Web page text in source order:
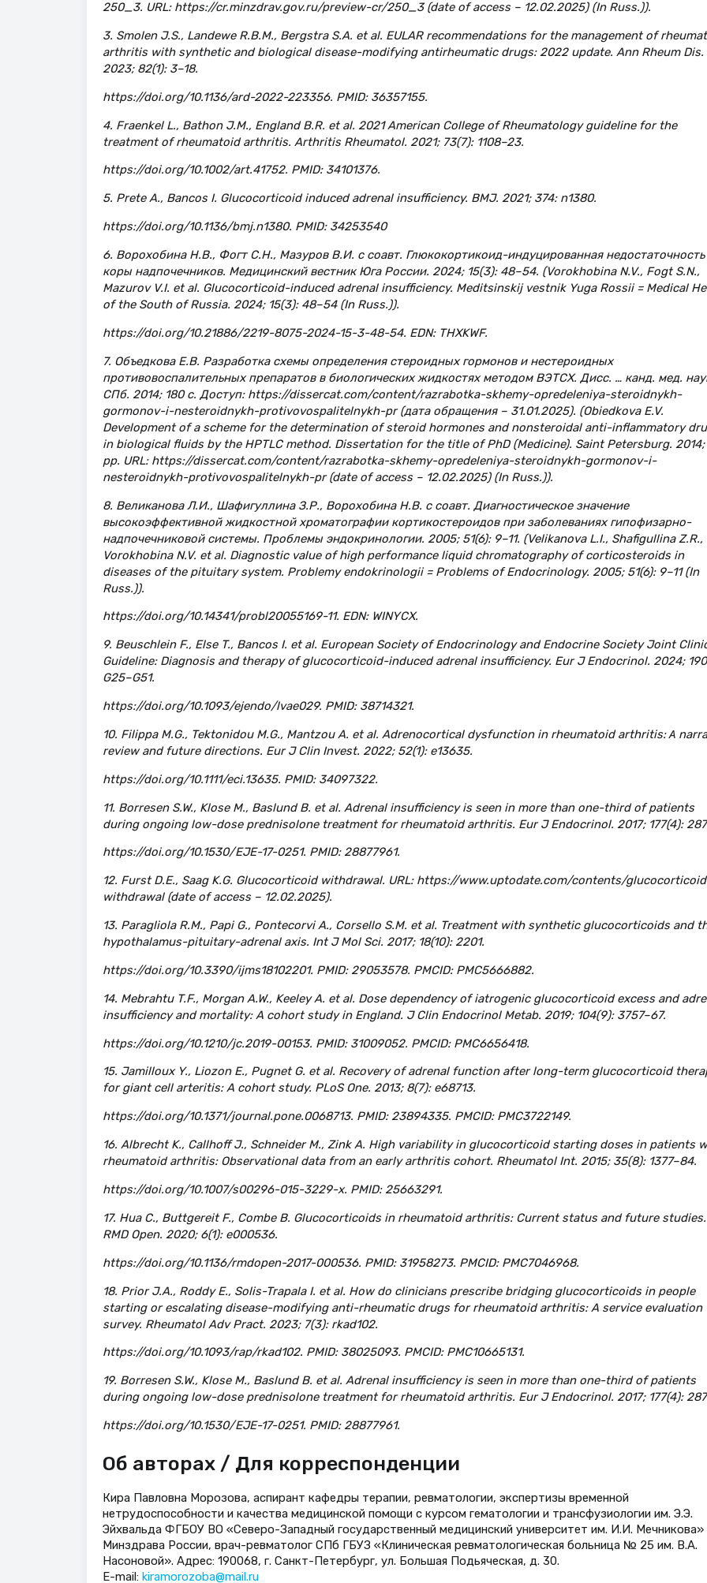
250_3. URL: https://cr.minzdrav.gov.ru/preview-cr/250_3 (date of access – 12.02.2025) (In Russ.)).
3. Smolen J.S., Landewe R.B.M., Bergstra S.A. et al. EULAR recommendations for the management of
arthritis with synthetic and biological disease-modifying antirheumatic drugs: 2022 update. Ann Rheum Dis.
2023; 82(1): 3–18.
https://doi.org/10.1136/ard-2022-223356. PMID: 36357155.
4. Fraenkel L., Bathon J.M., England B.R. et al. 2021 American College of Rheumatology guideline for the
treatment of rheumatoid arthritis. Arthritis Rheumatol. 2021; 73(7): 1108–23.
https://doi.org/10.1002/art.41752. PMID: 34101376.
5. Prete A., Bancos I. Glucocorticoid induced adrenal insufficiency. BMJ. 2021; 374: n1380.
https://doi.org/10.1136/bmj.n1380. PMID: 34253540
6. Ворохобина Н.В., Фогт С.Н., Мазуров В.И. с соавт. Глюкокортикоид-индуцированная недостаточность
коры надпочечников. Медицинский вестник Юга России. 2024; 15(3): 48–54. (Vorokhobina N.V., Fogt S.N.,
Mazurov V.I. et al. Glucocorticoid-induced adrenal insufficiency. Meditsinskij vestnik Yuga Rossii = Medical
of the South of Russia. 2024; 15(3): 48–54 (In Russ.)).
https://doi.org/10.21886/2219-8075-2024-15-3-48-54. EDN: THXKWF.
7. Объедкова Е.В. Разработка схемы определения стероидных гормонов и нестероидных
противовоспалительных препаратов в биологических жидкостях методом ВЭТСХ. Дисс. … канд. мед.
СПб. 2014; 180 с. Доступ: https://dissercat.com/content/razrabotka-skhemy-opredeleniya-steroidnykh-
gormonov-i-nesteroidnykh-protivovospalitelnykh-pr (дата обращения – 31.01.2025). (Obiedkova E.V.
Development of a scheme for the determination of steroid hormones and nonsteroidal anti-inflammatory
in biological fluids by the HPTLC method. Dissertation for the title of PhD (Medicine). Saint Petersburg. 2014;
pp. URL: https://dissercat.com/content/razrabotka-skhemy-opredeleniya-steroidnykh-gormonov-i-
nesteroidnykh-protivovospalitelnykh-pr (date of access – 12.02.2025) (In Russ.)).
8. Великанова Л.И., Шафигуллина З.Р., Ворохобина Н.В. с соавт. Диагностическое значение
высокоэффективной жидкостной хроматографии кортикостероидов при заболеваниях гипофизарно-
надпочечниковой системы. Проблемы эндокринологии. 2005; 51(6): 9–11. (Velikanova L.I., Shafigullina Z.R.,
Vorokhobina N.V. et al. Diagnostic value of high performance liquid chromatography of corticosteroids in
diseases of the pituitary system. Problemy endokrinologii = Problems of Endocrinology. 2005; 51(6): 9–11 (In
Russ.)).
https://doi.org/10.14341/probl20055169-11. EDN: WINYCX.
9. Beuschlein F., Else T., Bancos I. et al. European Society of Endocrinology and Endocrine Society Joint
Guideline: Diagnosis and therapy of glucocorticoid-induced adrenal insufficiency. Eur J Endocrinol. 2024;
G25–G51.
https://doi.org/10.1093/ejendo/lvae029. PMID: 38714321.
10. Filippa M.G., Tektonidou M.G., Mantzou A. et al. Adrenocortical dysfunction in rheumatoid arthritis: Α
review and future directions. Eur J Clin Invest. 2022; 52(1): e13635.
https://doi.org/10.1111/eci.13635. PMID: 34097322.
11. Borresen S.W., Klose M., Baslund B. et al. Adrenal insufficiency is seen in more than one-third of patients
during ongoing low-dose prednisolone treatment for rheumatoid arthritis. Eur J Endocrinol. 2017; 177(4):
https://doi.org/10.1530/EJE-17-0251. PMID: 28877961.
12. Furst D.E., Saag K.G. Glucocorticoid withdrawal. URL: https://www.uptodate.com/contents/
withdrawal (date of access – 12.02.2025).
13. Paragliola R.M., Papi G., Pontecorvi A., Corsello S.M. et al. Treatment with synthetic glucocorticoids and
hypothalamus-pituitary-adrenal axis. Int J Mol Sci. 2017; 18(10): 2201.
https://doi.org/10.3390/ijms18102201. PMID: 29053578. PMCID: PMC5666882.
14. Mebrahtu T.F., Morgan A.W., Keeley A. et al. Dose dependency of iatrogenic glucocorticoid excess and
insufficiency and mortality: A cohort study in England. J Clin Endocrinol Metab. 2019; 104(9): 3757–67.
https://doi.org/10.1210/jc.2019-00153. PMID: 31009052. PMCID: PMC6656418.
15. Jamilloux Y., Liozon E., Pugnet G. et al. Recovery of adrenal function after long-term glucocorticoid
for giant cell arteritis: A cohort study. PLoS One. 2013; 8(7): e68713.
https://doi.org/10.1371/journal.pone.0068713. PMID: 23894335. PMCID: PMC3722149.
16. Albrecht K., Callhoff J., Schneider M., Zink A. High variability in glucocorticoid starting doses in patients
rheumatoid arthritis: Observational data from an early arthritis cohort. Rheumatol Int. 2015; 35(8): 1377–84.
https://doi.org/10.1007/s00296-015-3229-x. PMID: 25663291.
17. Hua C., Buttgereit F., Combe B. Glucocorticoids in rheumatoid arthritis: Current status and future studies.
RMD Open. 2020; 6(1): e000536.
https://doi.org/10.1136/rmdopen-2017-000536. PMID: 31958273. PMCID: PMC7046968.
18. Prior J.A., Roddy E., Solis-Trapala I. et al. How do clinicians prescribe bridging glucocorticoids in people
starting or escalating disease-modifying anti-rheumatic drugs for rheumatoid arthritis: A service evaluation
survey. Rheumatol Adv Pract. 2023; 7(3): rkad102.
https://doi.org/10.1093/rap/rkad102. PMID: 38025093. PMCID: PMC10665131.
19. Borresen S.W., Klose M., Baslund B. et al. Adrenal insufficiency is seen in more than one-third of patients
during ongoing low-dose prednisolone treatment for rheumatoid arthritis. Eur J Endocrinol. 2017; 177(4):
https://doi.org/10.1530/EJE-17-0251. PMID: 28877961.
Об авторах / Для корреспонденции
Кира Павловна Морозова, аспирант кафедры терапии, ревматологии, экспертизы временной
нетрудоспособности и качества медицинской помощи с курсом гематологии и трансфузиологии им. Э.Э.
Эйхвальда ФГБОУ ВО «Северо-Западный государственный медицинский университет им. И.И. Мечникова»
Минздрава России, врач-ревматолог СПб ГБУЗ «Клиническая ревматологическая больница № 25 им. В.А.
Насоновой». Адрес: 190068, г. Санкт-Петербург, ул. Большая Подьяческая, д. 30.
E-mail: kiramorozoba@mail.ru